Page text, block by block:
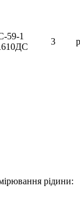
59-1
3
рідини: